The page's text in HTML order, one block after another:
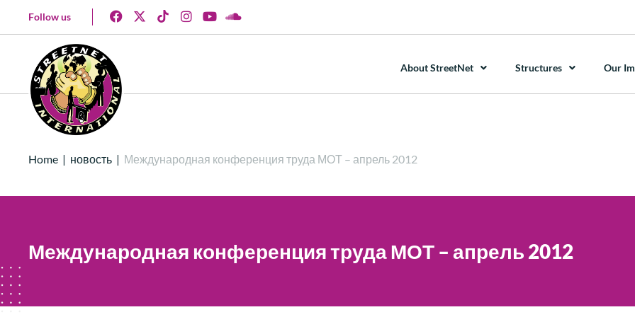
Follow us
About StreetNet Structures Our
Home | новость | Международная конференция труда МОТ – апрель 2012
Международная конференция труда МОТ – апрель 2012